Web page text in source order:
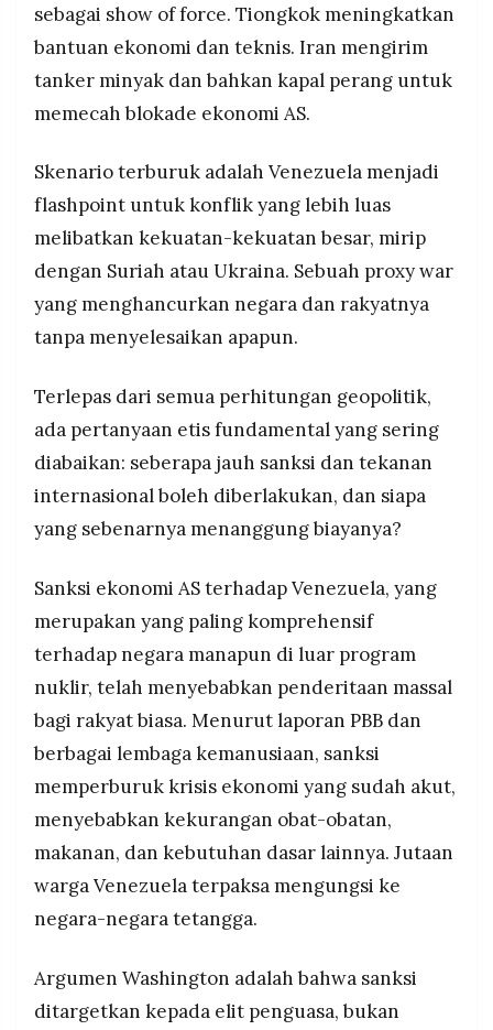
sebagai show of force. Tiongkok meningkatkan
bantuan ekonomi dan teknis. Iran mengirim
tanker minyak dan bahkan kapal perang untuk
memecah blokade ekonomi AS.
Skenario terburuk adalah Venezuela menjadi
flashpoint untuk konflik yang lebih luas
melibatkan kekuatan-kekuatan besar, mirip
dengan Suriah atau Ukraina. Sebuah proxy war
yang menghancurkan negara dan rakyatnya
tanpa menyelesaikan apapun.
Terlepas dari semua perhitungan geopolitik,
ada pertanyaan etis fundamental yang sering
diabaikan: seberapa jauh sanksi dan tekanan
internasional boleh diberlakukan, dan siapa
yang sebenarnya menanggung biayanya?
Sanksi ekonomi AS terhadap Venezuela, yang
merupakan yang paling komprehensif
terhadap negara manapun di luar program
nuklir, telah menyebabkan penderitaan massal
bagi rakyat biasa. Menurut laporan PBB dan
berbagai lembaga kemanusiaan, sanksi
memperburuk krisis ekonomi yang sudah akut,
menyebabkan kekurangan obat-obatan,
makanan, dan kebutuhan dasar lainnya. Jutaan
warga Venezuela terpaksa mengungsi ke
negara-negara tetangga.
Argumen Washington adalah bahwa sanksi
ditargetkan kepada elit penguasa, bukan